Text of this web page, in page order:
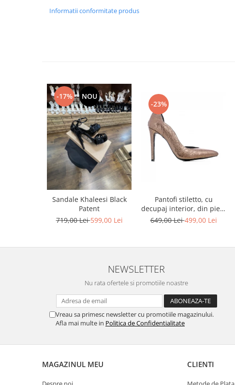
Informatii conformitate produs
-17% NOU
Sandale Khaleesi Black
Patent
719,00 Lei599,00 Lei
-23%
Pantofi stiletto, cu
decupaj interior, din piele
bronz
649,00 Lei499,00 Lei
NEWSLETTER
Nu rata ofertele si promotiile noastre
Vreau sa primesc newsletter cu promotiile magazinului.
Afla mai multe in Politica de Confidentialitate
MAGAZINUL MEU CLIENTI